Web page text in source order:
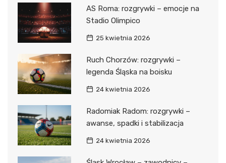
AS Roma: rozgrywki – emocje na
Stadio Olimpico
25 kwietnia 2026
Ruch Chorzów: rozgrywki –
legenda Śląska na boisku
24 kwietnia 2026
Radomiak Radom: rozgrywki –
awanse, spadki i stabilizacja
24 kwietnia 2026